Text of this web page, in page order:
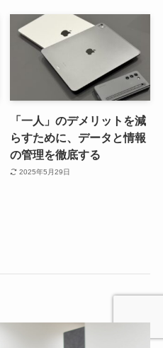
「一人」のデメリットを減
らすために、データと情報
の管理を徹底する
2025年5月29日